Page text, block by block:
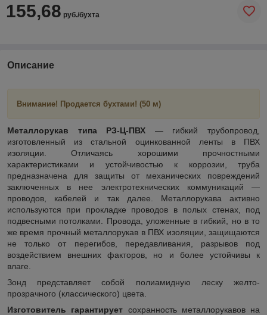
155,68 руб./бухта
Описание
Внимание! Продается бухтами! (50 м)
Металлорукав типа РЗ-Ц-ПВХ — гибкий трубопровод,
изготовленный из стальной оцинкованной ленты в ПВХ
изоляции. Отличаясь хорошими прочностными
характеристиками и устойчивостью к коррозии, труба
предназначена для защиты от механических повреждений
заключенных в нее электротехнических коммуникаций —
проводов, кабелей и так далее. Металлорукава активно
используются при прокладке проводов в полых стенах, под
подвесными потолками. Провода, уложенные в гибкий, но в то
же время прочный металлорукав в ПВХ изоляции, защищаются
не только от перегибов, передавливания, разрывов под
воздействием внешних факторов, но и более устойчивы к
влаге.
Зонд представляет собой полиамидную леску желто-
прозрачного (классического) цвета.
Изготовитель гарантирует сохранность металлорукавов на